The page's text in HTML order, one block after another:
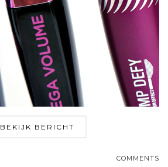
BEKIJK BERICHT
COMMENTS